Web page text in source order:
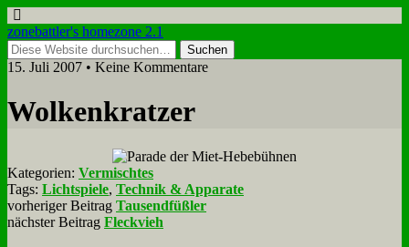
zonebattler's homezone 2.1
15. Juli 2007 • Keine Kommentare
Wol­ken­krat­zer
Kategorien: Vermischtes
Tags: Lichtspiele, Technik & Apparate
vorheriger Beitrag Tausendfüßler
nächster Beitrag Fleckvieh